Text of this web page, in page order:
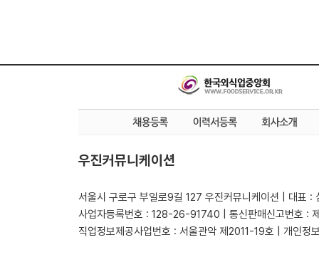
우진커뮤니케이션
서울시 구로구 부일로9길 127 우진커뮤니케이션 | 대표 :
사업자등록번호 : 128-26-91740 | 통신판매신고번호 :
직업정보제공사업번호 : 서울관악 제2011-19호 | 개인정